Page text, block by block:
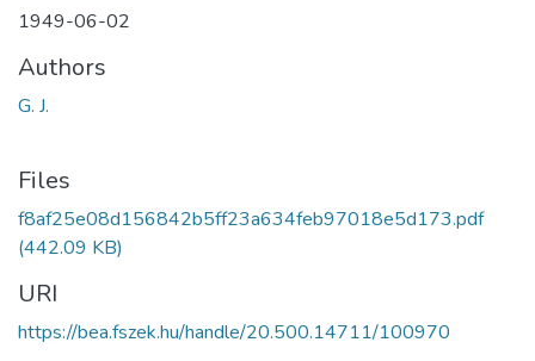
1949-06-02
Authors
G. J.
Files
f8af25e08d156842b5ff23a634feb97018e5d173.pdf
(442.09 KB)
URI
https://bea.fszek.hu/handle/20.500.14711/100970